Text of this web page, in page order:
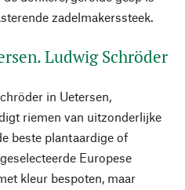
zadelmakerssteek.
Ludwig Schröder
in Uetersen,
riemen van uitzonderlijke
beste plantaardige of
Europese
kleur bespoten, maar